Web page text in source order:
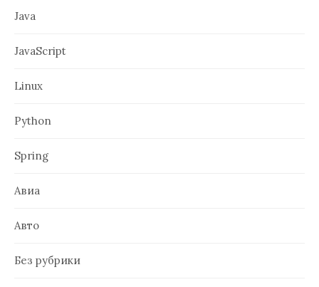
Java
JavaScript
Linux
Python
Spring
Авиа
Авто
Без рубрики